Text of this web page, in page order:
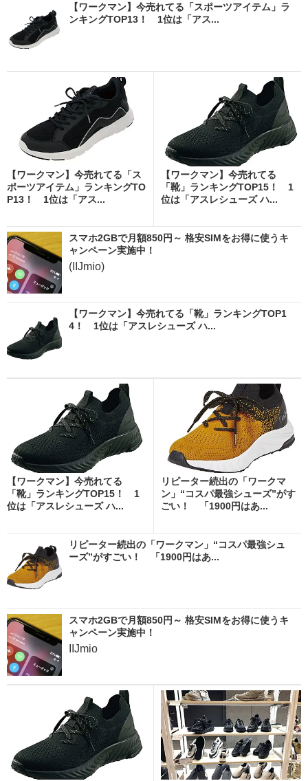
【ワークマン】今売れてる「スポーツアイテム」ラ
ンキングTOP13！ 1位は「アス...
【ワークマン】今売れてる「ス
ポーツアイテム」ランキングTO
P13！ 1位は「アス...
【ワークマン】今売れてる
「靴」ランキングTOP15！ 1
位は「アスレシューズ ハ...
スマホ2GBで月額850円～ 格安SIMをお得に使うキ
ャンペーン実施中！
(IIJmio)
【ワークマン】今売れてる「靴」ランキングTOP1
4！ 1位は「アスレシューズ ハ...
【ワークマン】今売れてる
「靴」ランキングTOP15！ 1
位は「アスレシューズ ハ...
リピーター続出の「ワークマ
ン」“コスパ最強シューズ”がす
ごい！ 「1900円はあ...
リピーター続出の「ワークマン」“コスパ最強シュ
ーズ”がすごい！ 「1900円はあ...
スマホ2GBで月額850円～ 格安SIMをお得に使うキ
ャンペーン実施中！
IIJmio